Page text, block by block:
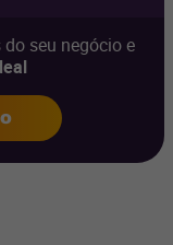
seu negócio e